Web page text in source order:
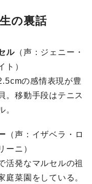
の裏話
ル （声：ジェニー・
ト）
の感情表現が豊
。移動手段はテニス
。
（声：イザベラ・ロ
ーニ）
活発なマルセルの祖
庭菜園をしている。